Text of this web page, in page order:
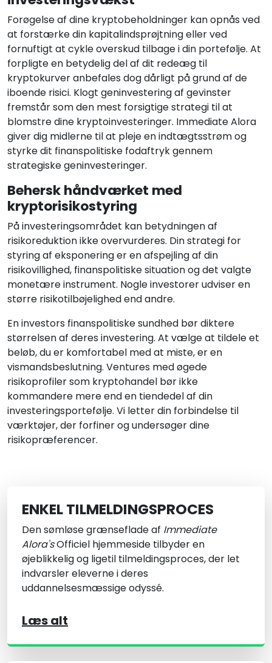
Forøgelse af dine kryptobeholdninger kan opnås ved
at forstærke din kapitalindsprøjtning eller ved
fornuftigt at cykle overskud tilbage i din portefølje. At
forpligte en betydelig del af dit redeæg til
kryptokurver anbefales dog dårligt på grund af de
iboende risici. Klogt geninvestering af gevinster
fremstår som den mest forsigtige strategi til at
blomstre dine kryptoinvesteringer. Immediate Alora
giver dig midlerne til at pleje en indtægtsstrøm og
styrke dit finanspolitiske fodaftryk gennem
strategiske geninvesteringer.
Behersk håndværket med
kryptorisikostyring
På investeringsområdet kan betydningen af
risikoreduktion ikke overvurderes. Din strategi for
styring af eksponering er en afspejling af din
risikovillighed, finanspolitiske situation og det valgte
monetære instrument. Nogle investorer udviser en
større risikotilbøjelighed end andre.
En investors finanspolitiske sundhed bør diktere
størrelsen af deres investering. At vælge at tildele et
beløb, du er komfortabel med at miste, er en
vismandsbeslutning. Ventures med øgede
risikoprofiler som kryptohandel bør ikke
kommandere mere end en tiendedel af din
investeringsportefølje. Vi letter din forbindelse til
værktøjer, der forfiner og undersøger dine
risikopræferencer.
ENKEL TILMELDINGSPROCES
Den sømløse grænseflade af Immediate
Alora'sOfficiel hjemmeside tilbyder en
øjeblikkelig og ligetil tilmeldingsproces, der let
indvarsler eleverne i deres
uddannelsesmæssige odyssé.
Læs alt